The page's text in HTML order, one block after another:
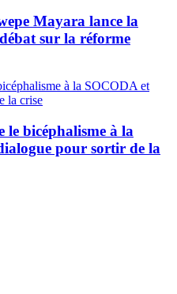
Mayara lance la
sur la réforme
le bicéphalisme à la
pour sortir de la